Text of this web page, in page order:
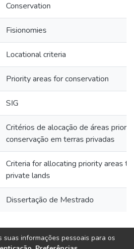
Conservation
Fisionomies
Locational criteria
Priority areas for conservation
SIG
Critérios de alocação de áreas
conservação em terras privadas
Criteria for allocating priority areas
private lands
Dissertação de Mestrado
USP)
suas informações pessoais para os